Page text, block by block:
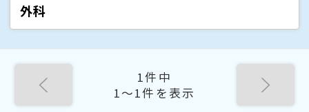
外科
1件中
1〜1件を表示